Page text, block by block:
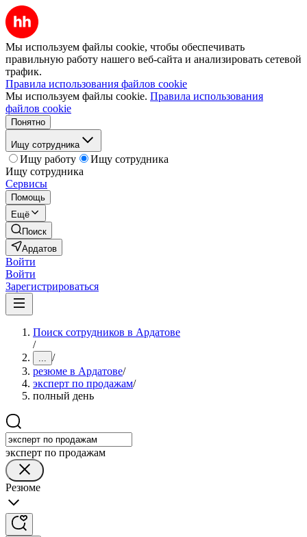
Мы используем файлы cookie, чтобы обеспечивать
правильную работу нашего веб-сайта и анализировать сетевой
трафик.
Правила использования файлов cookie
Мы используем файлы cookie. Правила использования
файлов cookie
Понятно
Ищу сотрудника
Ищу работу
Ищу сотрудника
Ищу сотрудника
Сервисы
Помощь
Ещё
Поиск
Ардатов
Войти
Войти
Зарегистрироваться
Поиск сотрудников в Ардатове
/
... /
резюме в Ардатове/
эксперт по продажам/
полный день
эксперт по продажам
Резюме